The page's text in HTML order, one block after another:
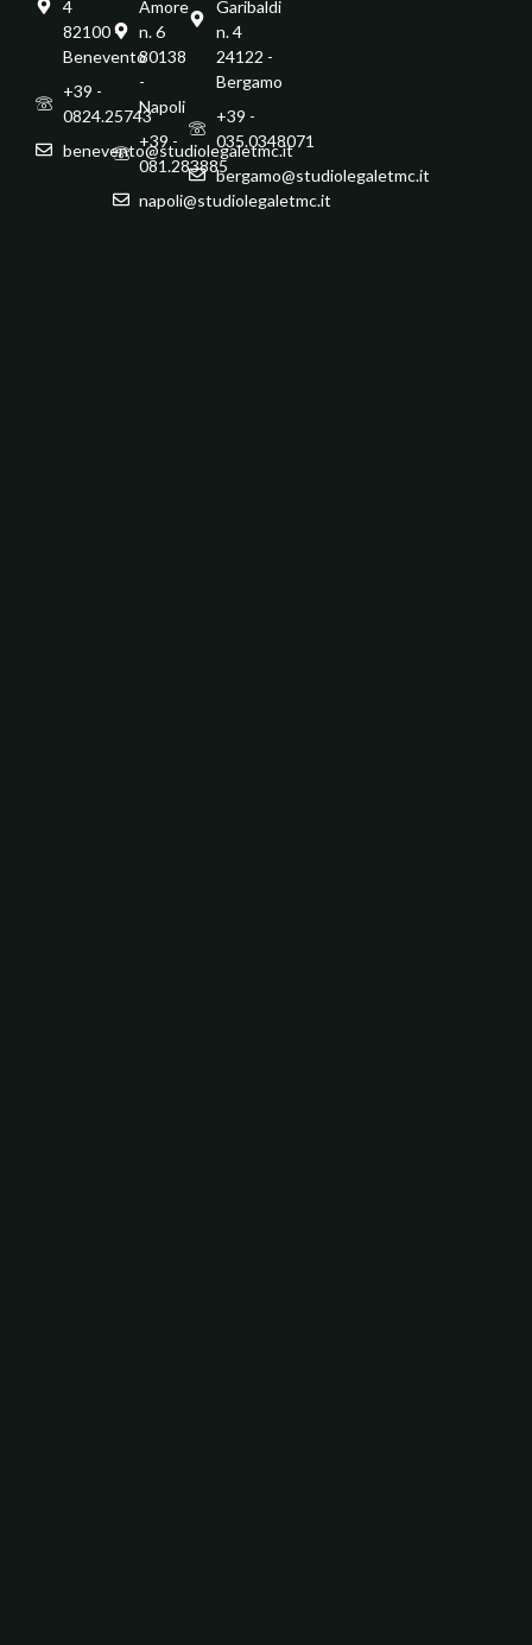
4
82100 -
Benevento
+39 -
0824.25743
benevento@studiolegaletmc.it
Amore
n. 6
80138
-
Napoli
+39 -
081.283885
napoli@studiolegaletmc.it
Garibaldi
n. 4
24122 -
Bergamo
+39 -
035.0348071
bergamo@studiolegaletmc.it